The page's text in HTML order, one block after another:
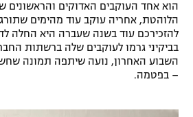
מדיניות פרטיות
תקנון פעילות ספורט 1
רשיון להקרנה פומבית לבית עסק
גיימינג E-Sports
הוא אחד העוקבים האדוקים והראשונים
הלוהטת, אחריה עוקב עוד מהימים
להזכירכם עוד בשנה שעברה היא החלה
בביקיני גרמו לעוקבים שלה ברשתות
השבוע האחרון, נועה שיתפה תמונה
– בפטמה.